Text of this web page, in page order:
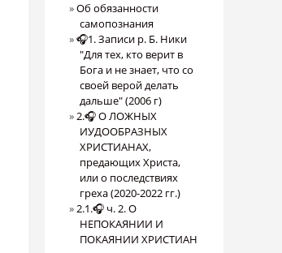
Об обязанности
самопознания
🎧1. Записи р. Б. Ники
"Для тех, кто верит в
Бога и не знает, что со
своей верой делать
дальше" (2006 г)
2.🎧 О ЛОЖНЫХ
ИУДООБРАЗНЫХ
ХРИСТИАНАХ,
предающих Христа,
или о последствиях
греха (2020-2022 гг.)
2.1.🎧 ч. 2. О
НЕПОКАЯНИИ И
ПОКАЯНИИ ХРИСТИАН